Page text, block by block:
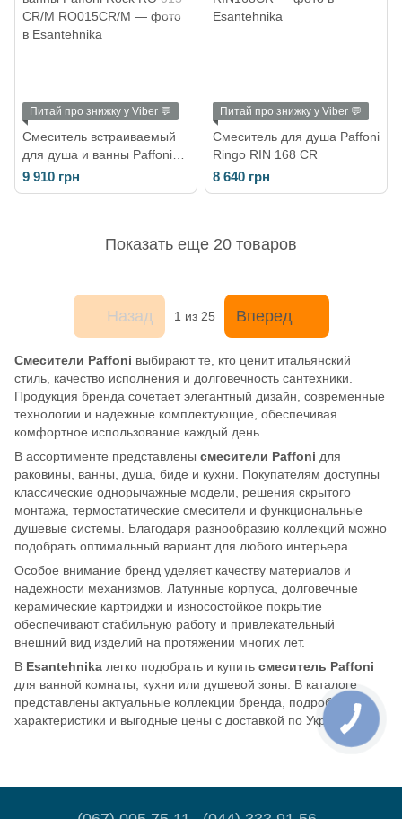
Питай про знижку у Viber 💬
Смеситель встраиваемый
для душа и ванны Paffoni
Rock RO 015 CR/M
9 910 грн
Питай про знижку у Viber 💬
Смеситель для душа Paffoni
Ringo RIN 168 CR
8 640 грн
Показать еще 20 товаров
Назад 1 из 25 Вперед
Смесители Paffoni выбирают те, кто ценит итальянский
стиль, качество исполнения и долговечность сантехники.
Продукция бренда сочетает элегантный дизайн, современные
технологии и надежные комплектующие, обеспечивая
комфортное использование каждый день.
В ассортименте представлены смесители Paffoni для
раковины, ванны, душа, биде и кухни. Покупателям доступны
классические однорычажные модели, решения скрытого
монтажа, термостатические смесители и функциональные
душевые системы. Благодаря разнообразию коллекций можно
подобрать оптимальный вариант для любого интерьера.
Особое внимание бренд уделяет качеству материалов и
надежности механизмов. Латунные корпуса, долговечные
керамические картриджи и износостойкое покрытие
обеспечивают стабильную работу и привлекательный
внешний вид изделий на протяжении многих лет.
В Esantehnika легко подобрать и купить смеситель Paffoni
для ванной комнаты, кухни или душевой зоны. В каталоге
представлены актуальные коллекции бренда, подробные
характеристики и выгодные цены с доставкой по Украине.